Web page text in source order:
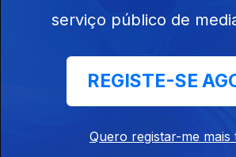
oliveiras
12 mai. 2026
Em cada dia, Luís Caetano propõe um
serviço público de
REGISTE-SE
Quero registar-me mais